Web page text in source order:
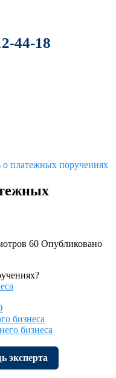
44-18
о платежных поручениях
60 Опубликовано
эксперта